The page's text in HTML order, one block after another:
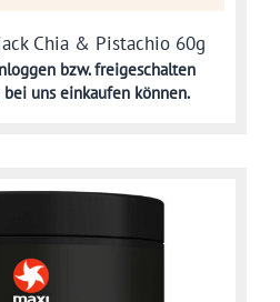
Chia & Pistachio 60g
bzw. freigeschalten
bei uns einkaufen können.